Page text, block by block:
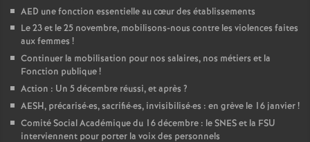
l
a
AED une fonction essentielle au cœur des établissements
Le 23 et le 25 novembre, mobilisons-nous contre les violences faites
aux femmes !
Continuer la mobilisation pour nos salaires, nos métiers et la
Fonction publique!
Action : Un 5 décembre réussi, et après ?
AESH, précarisé·es, sacrifié·es, invisibilisé·es : en grève le 16 janvier!
Comité Social Académique du 16 décembre : le SNES et la FSU
interviennent pour porter la voix des personnels